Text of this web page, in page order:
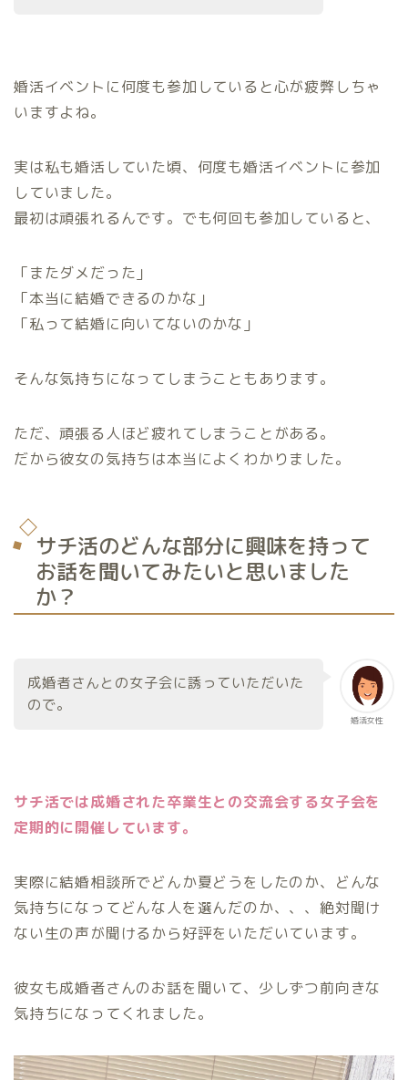
婚活イベントに何度も参加していると心が疲弊しちゃ
いますよね。
実は私も婚活していた頃、何度も婚活イベントに参加
していました。
最初は頑張れるんです。でも何回も参加していると、
「またダメだった」
「本当に結婚できるのかな」
「私って結婚に向いてないのかな」
そんな気持ちになってしまうこともあります。
ただ、頑張る人ほど疲れてしまうことがある。
だから彼女の気持ちは本当によくわかりました。
サチ活のどんな部分に興味を持って
お話を聞いてみたいと思いました
か？
婚活女性
成婚者さんとの女子会に誘っていただいた
ので。
サチ活では成婚された卒業生との交流会する女子会を
定期的に開催しています。
実際に結婚相談所でどんか夏どうをしたのか、どんな
気持ちになってどんな人を選んだのか、、、絶対聞け
ない生の声が聞けるから好評をいただいています。
彼女も成婚者さんのお話を聞いて、少しずつ前向きな
気持ちになってくれました。